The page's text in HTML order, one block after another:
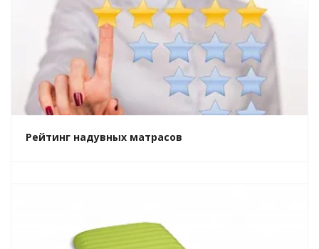
Рейтинг надувных матрасов